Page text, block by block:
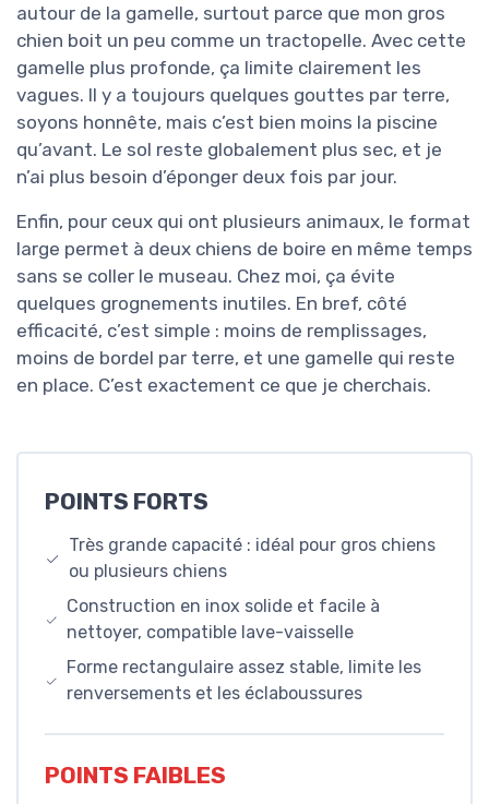
autour de la gamelle, surtout parce que mon gros
chien boit un peu comme un tractopelle. Avec cette
gamelle plus profonde, ça limite clairement les
vagues. Il y a toujours quelques gouttes par terre,
soyons honnête, mais c’est bien moins la piscine
qu’avant. Le sol reste globalement plus sec, et je
n’ai plus besoin d’éponger deux fois par jour.
Enfin, pour ceux qui ont plusieurs animaux, le format
large permet à deux chiens de boire en même temps
sans se coller le museau. Chez moi, ça évite
quelques grognements inutiles. En bref, côté
efficacité, c’est simple : moins de remplissages,
moins de bordel par terre, et une gamelle qui reste
en place. C’est exactement ce que je cherchais.
POINTS FORTS
Très grande capacité : idéal pour gros chiens
ou plusieurs chiens
Construction en inox solide et facile à
nettoyer, compatible lave-vaisselle
Forme rectangulaire assez stable, limite les
renversements et les éclaboussures
POINTS FAIBLES